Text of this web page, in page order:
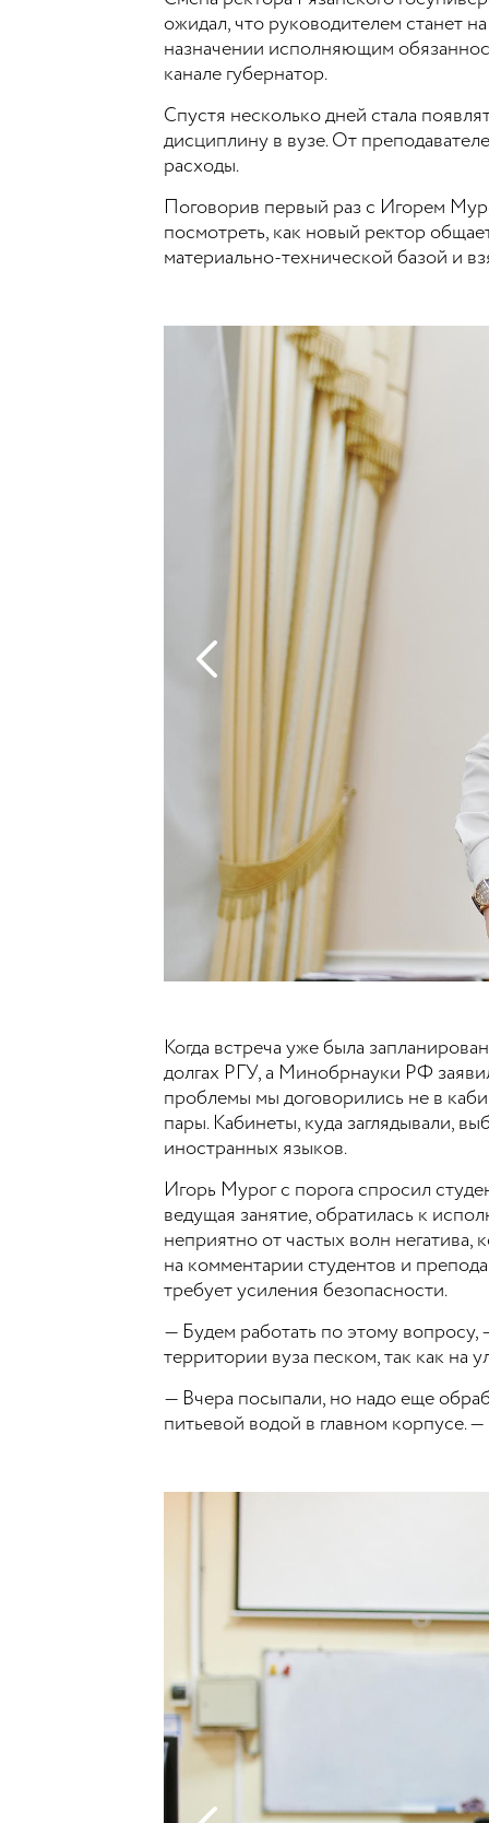
ожидал, что руководителем станет
назначении исполняющим
канале губернатор.
Спустя несколько дней стала
дисциплину в вузе. От
расходы.
Поговорив первый раз с Игорем
посмотреть, как новый ректор
материально-технической базой и
Когда встреча уже была
долгах РГУ, а Минобрнауки РФ
проблемы мы договорились не в
пары. Кабинеты, куда заглядывали,
иностранных языков.
Игорь Мурог с порога спросил
ведущая занятие, обратилась к
неприятно от частых волн
на комментарии студентов и
требует усиления безопасности.
— Будем работать по этому
территории вуза песком, так как на
— Вчера посыпали, но надо еще
питьевой водой в главном корпусе.